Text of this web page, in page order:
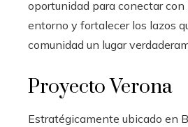
oportunidad para conectar con
entorno y fortalecer los lazos
comunidad un lugar
Proyecto Verona
Estratégicamente ubicado en